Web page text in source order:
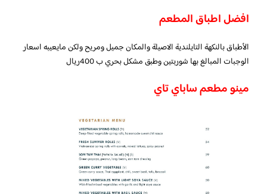
افضل اطباق المطعم
الأطباق بالنكهة التايلندية الاصيلة والمكان جميل ومريح ولكن مايعيبه اسعار
الوجبات المبالغ بها شوربتين وطبق مشكل بحري ب 400ريال
مينو مطعم ساباي تاي